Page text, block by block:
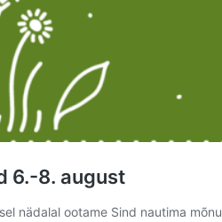
6.-8. august
nädalal ootame Sind nautima